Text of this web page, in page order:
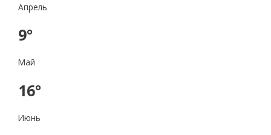
Апрель
9°
Май
16°
Июнь